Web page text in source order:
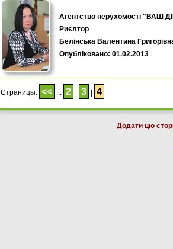
Агентство нерухомості "ВАШ
Риєлтор
Белінська Валентина
Опубліковано: 01.02.2013
Страницы: << ... 2 3 4
Додати цю